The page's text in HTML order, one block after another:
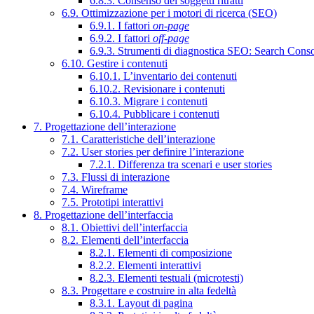
6.9. Ottimizzazione per i motori di ricerca (SEO)
6.9.1. I fattori on-page
6.9.2. I fattori off-page
6.9.3. Strumenti di diagnostica SEO: Search
6.10. Gestire i contenuti
6.10.1. L’inventario dei contenuti
6.10.2. Revisionare i contenuti
6.10.3. Migrare i contenuti
6.10.4. Pubblicare i contenuti
7. Progettazione dell’interazione
7.1. Caratteristiche dell’interazione
7.2. User stories per definire l’interazione
7.2.1. Differenza tra scenari e user stories
7.3. Flussi di interazione
7.4. Wireframe
7.5. Prototipi interattivi
8. Progettazione dell’interfaccia
8.1. Obiettivi dell’interfaccia
8.2. Elementi dell’interfaccia
8.2.1. Elementi di composizione
8.2.2. Elementi interattivi
8.2.3. Elementi testuali (microtesti)
8.3. Progettare e costruire in alta fedeltà
8.3.1. Layout di pagina